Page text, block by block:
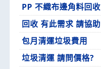
PP 不織布邊角料回收
回收 有此需求 請協助
包月清運垃圾費用
垃圾清運 請問價格?